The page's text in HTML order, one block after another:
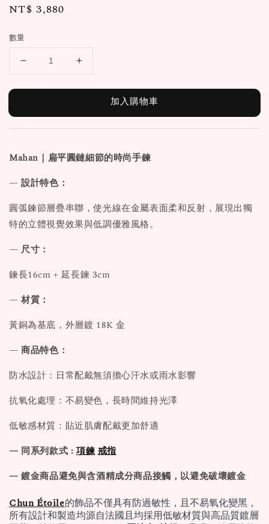
Regular
NT$ 3,880
數量
加入購物車
Mahan｜扁平圓鏈細節的時尚手鍊
—設計特色：
圓弧鍊節層疊串聯，使光線在金屬表面柔和反射，展現出獨
特的立體視覺效果與低調優雅風格。
—尺寸：
鍊長16cm + 延長鍊 3cm
—材質：
黃銅為基底，外層鍍 18K 金
—商品特色：
防水設計：日常配戴無須擔心汗水或雨水影響
抗氧化處理：不易變色，長時間維持光澤
低敏感材質：貼近肌膚配戴更加舒適
— 同系列款式 : 項鍊 戒指
— 鍍金商品避免與含酒精成分商品接觸，以避免破壞鍍金
Chun Étoile的飾品不僅具有防過敏性，且不易氧化變黑，
所有設計和製造均源自法國且均採用低敏材質與高品質鍍層